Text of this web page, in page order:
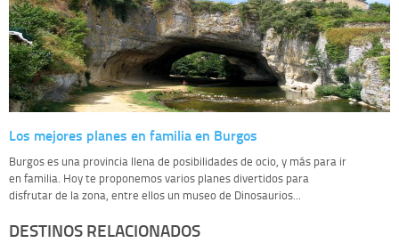
Los mejores planes en familia en Burgos
Burgos es una provincia llena de posibilidades de ocio, y más para ir
en familia. Hoy te proponemos varios planes divertidos para
disfrutar de la zona, entre ellos un museo de Dinosaurios...
DESTINOS RELACIONADOS